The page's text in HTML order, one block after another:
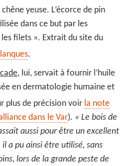
yeuse. L’écorce de pin
dans ce but par les
les filets ». Extrait du site du
.
, lui, servait à fournir l’huile
en dermatologie humaine et
plus de précision voir la note
dans le Var). « Le bois de
aussi pour être un excellent
a pu ainsi être utilisé, sans
lors de la grande peste de